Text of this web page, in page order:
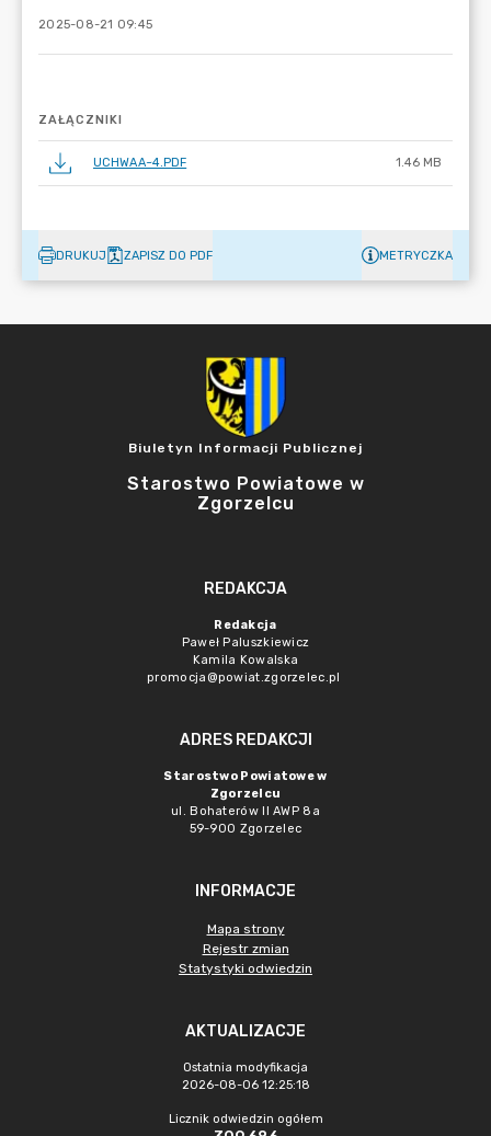
2025-08-21 09:45
ZAŁĄCZNIKI
UCHWAA~4.PDF 1.46 MB
DRUKUJ ZAPISZ DO PDF METRYCZKA
Biuletyn Informacji Publicznej
Starostwo Powiatowe w
Zgorzelcu
REDAKCJA
Redakcja
Paweł Paluszkiewicz
Kamila Kowalska
promocja@powiat.zgorzelec.pl
ADRES REDAKCJI
Starostwo Powiatowe w
Zgorzelcu
ul. Bohaterów II AWP 8a
59-900 Zgorzelec
INFORMACJE
Mapa strony
Rejestr zmian
Statystyki odwiedzin
AKTUALIZACJE
Ostatnia modyfikacja
2026-08-06 12:25:18
Licznik odwiedzin ogółem